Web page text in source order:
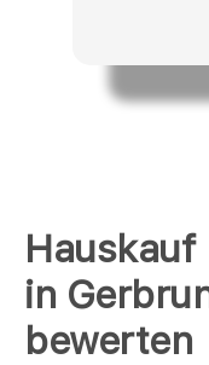
Hauskauf
in
bewerten